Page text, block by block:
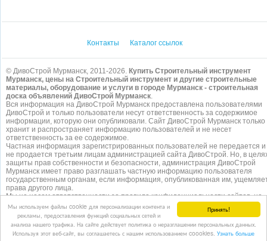
Принять!
Мы используем файлы cookie для персонализации контента и
рекламы, предоставления функций социальных сетей и
анализа нашего трафика. На сайте действует политика о неразглашении персональных данных.
Используя этот веб-сайт, вы соглашаетесь с нашим использованием coookies. Узнать больше
Контакты Каталог ссылок
© ДивоСтрой Мурманск, 2011-2026. Купить Строительный инструмент
Мурманск, цены на Строительный инструмент и другие строительные
материалы, оборудование и услуги в городе Мурманск - строительная
доска объявлений ДивоСтрой Мурманск.
Вся информация на ДивоСтрой Мурманск предоставлена пользователями
ДивоСтрой и только пользователи несут ответственность за содержимое
информации, которую они опубликовали. Сайт ДивоСтрой Мурманск только
хранит и распространяет информацию пользователей и не несет
ответственность за ее содержимое.
Частная информация зарегистрированных пользователей не передается и
не продается третьим лицам администрацией сайта ДивоСтрой. Но, в
защиты прав собственности и безопасности, администрация ДивоСтрой
Мурманск имеет право разглашать частную информацию пользователя
государственным органам, если информация, опубликованная им,
права другого лица.
Мы не несем ответственности за правила конфиденциальности сайтов, на
которые ссылается ДивоСтрой. На некоторых страницах нашего
представлена реклама Google Adsense Advertising Network. Чтобы узнать
подробней о правилах конфиденциальности Google